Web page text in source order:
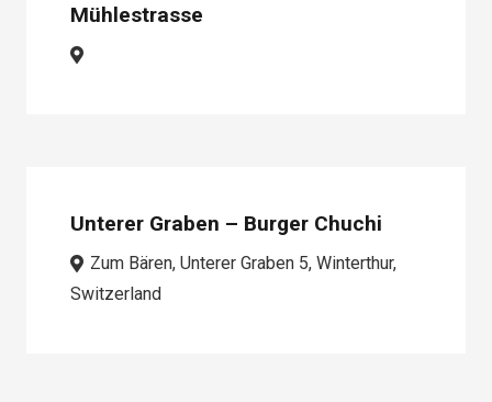
Mühlestrasse
Unterer Graben – Burger Chuchi
Zum Bären, Unterer Graben 5, Winterthur,
Switzerland